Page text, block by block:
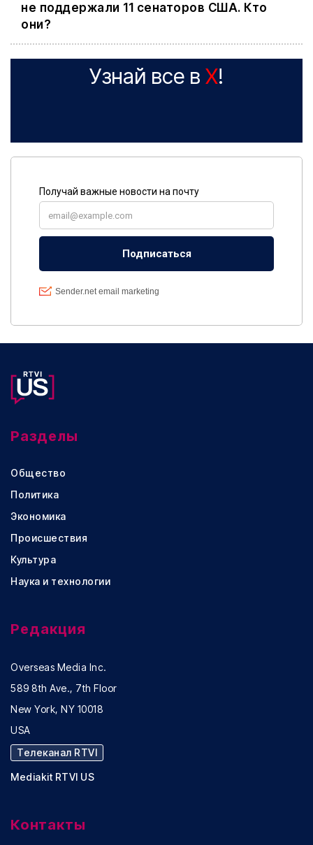
не поддержали 11 сенаторов США. Кто
они?
Узнай все в X!
Разделы
Общество
Политика
Экономика
Происшествия
Культура
Наука и технологии
Редакция
Overseas Media Inc.
589 8th Ave., 7th Floor
New York, NY 10018
USA
Телеканал RTVI
Mediakit RTVI US
Контакты